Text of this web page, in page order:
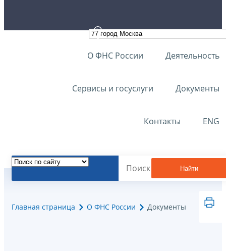
О ФНС России Деятельность
Сервисы и госуслуги Документы
Контакты ENG
Найти
Главная страница О ФНС России Документы